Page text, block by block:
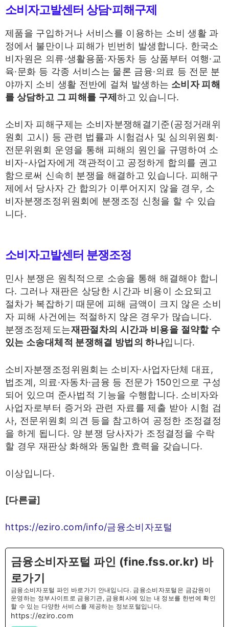
소비자고발센터 상담·피해구제
제품을 구입하거나 서비스를 이용하는 소비 생활 과
정에서 불만이나 피해가 빈번히 발생합니다. 한국소
비자원은 의류·생활용품·자동차 등 상품부터 여행·교
육·문화 등 각종 서비스는 물론 금융·의료 등 전문 분
야까지 소비 생활 전반에 걸쳐 발생하는 소비자 피해
를 상담하고 그 피해를 구제하고 있습니다.
소비자 피해구제는 소비자분쟁해결기준(공정거래위
원회 고시) 등 관련 법률과 시험검사 및 심의위원회·
전문위원회 운영을 통해 피해의 원인을 규명하여 소
비자-사업자에게 객관적이고 공정하게 합의를 권고
함으로써 신속히 분쟁을 해결하고 있습니다. 피해구
제에서 당사자 간 합의가 이루어지지 않을 경우, 소
비자분쟁조정위원회에 분쟁조정 신청을 할 수 있습
니다.
소비자고발센터 분쟁조정
민사 분쟁은 원칙적으로 소송을 통해 해결해야 합니
다. 그러나 재판은 상당한 시간과 비용이 소요되고
절차가 복잡하기 때문에 피해 금액이 크지 않은 소비
자 피해 사건에는 적절하지 않은 경우가 많습니다.
분쟁조정제도는재판절차의 시간과 비용을 절약할 수
있는 소송대체적 분쟁해결 방법의 하나입니다.
소비자분쟁조정위원회는 소비자·사업자단체 대표,
법조계, 의료·자동차·금융 등 전문가 150인으로 구성
되어 있으며 준사법적 기능을 수행합니다. 소비자와
사업자로부터 증거와 관련 자료를 제출 받아 시험 검
사, 전문위원회 의견 등을 참고하여 공정한 조정결정
을 하게 됩니다. 양 분쟁 당사자가 조정결정을 수락
할 경우 재판상 화해와 동일한 효력을 갖습니다.
이상입니다.
[다른글]
https://eziro.com/info/금융소비자포털
금융소비자포털 파인 (fine.fss.or.kr) 바
로가기
금융소비자포털 파인 바로가기 안내입니다. 금융소비자포털은 금감원이
운영하는 정부사이트로 금융기관, 금융회사에 있는 내 정보를 한번에 확인
할 수 있는 다양한 서비스를 제공하는 정보포털입니다.
https://eziro.com